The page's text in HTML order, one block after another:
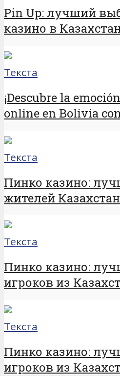
Pin Up: лучший
казино в
Текста
¡Descubre la
online en Bolivia
Текста
Пинко казино:
жителей
Текста
Пинко казино:
игроков из
Текста
Пинко казино:
игроков из